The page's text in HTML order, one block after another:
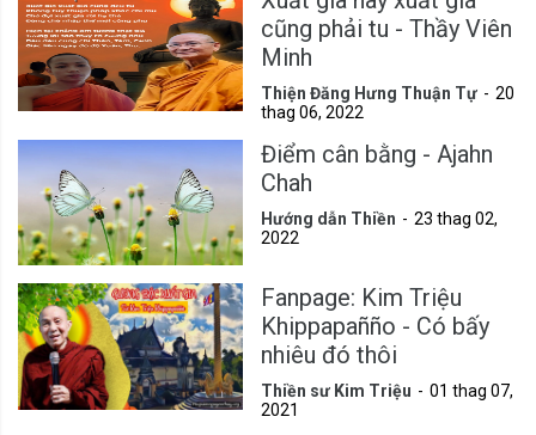
cũng phải tu - Thầy Viên
Minh
Thiện Đăng Hưng Thuận Tự
20
thag 06, 2022
Điểm cân bằng - Ajahn
Chah
Hướng dẫn Thiền
23 thag 02,
2022
Fanpage: Kim Triệu
Khippapañño - Có bấy
nhiêu đó thôi
Thiền sư Kim Triệu
01 thag 07,
2021